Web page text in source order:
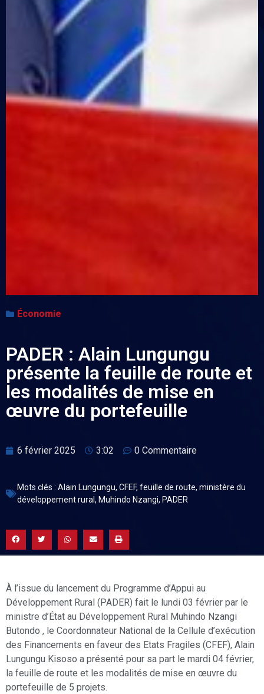
Économie
PADER : Alain Lungungu
présente la feuille de route et
les modalités de mise en
œuvre du portefeuille
6 février 2025 3:02 0 Commentaire
Mots clés : Alain Lungungu, CFEF, feuille de route, ministère du
développement rural , Muhindo Nzangi, PADER
À l’issue du lancement du Programme d’Appui au
Développement Rural (PADER) fait le lundi 03 février par le
ministre d’État au Développement Rural Muhindo Nzangi
Butondo , le Coordonnateur National de la Cellule d’exécution
des Financements en faveur des Etats Fragiles (CFEF), Alain
Lungungu Kisoso a présenté pour sa part le mardi 04 février,
la feuille de route et les modalités de mise en œuvre du
portefeuille de 5 projets.